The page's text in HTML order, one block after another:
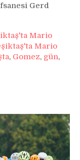
Gerd
Mario
Mario
, Gomez, gün,